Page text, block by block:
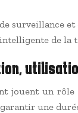
surveillance
de
jouent un
une